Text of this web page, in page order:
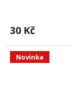
30 Kč
Novinka